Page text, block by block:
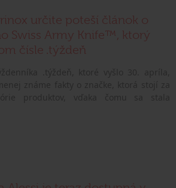
určite poteší článok o
Swiss Army Knife™, ktorý
čísle .týždeň